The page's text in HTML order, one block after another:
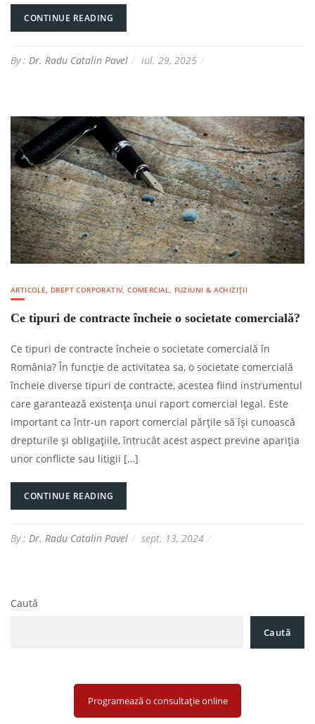
CONTINUE READING
By : Dr. Radu Catalin Pavel iul. 29, 2025
ARTICOLE, DREPT CORPORATIV, COMERCIAL, FUZIUNI & ACHIZIȚII
Ce tipuri de contracte încheie o societate comercială?
Ce tipuri de contracte încheie o societate comercială în
România? În funcție de activitatea sa, o societate comercială
încheie diverse tipuri de contracte, acestea fiind instrumentul
care garantează existența unui raport comercial legal. Este
important ca într-un raport comercial părțile să își cunoască
drepturile și obligațiile, întrucât acest aspect previne apariția
unor conflicte sau litigii […]
CONTINUE READING
By : Dr. Radu Catalin Pavel sept. 13, 2024
Caută
Caută
Programează o consultație online